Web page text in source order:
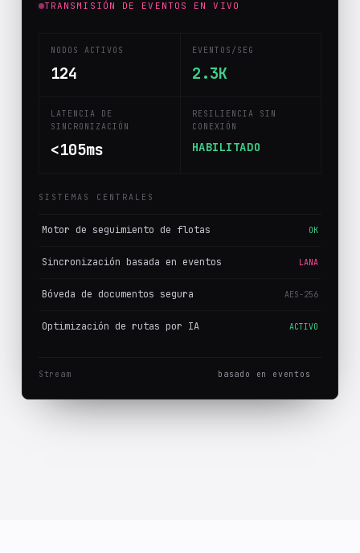
TRANSMISIÓN DE EVENTOS EN VIVO
NODOS ACTIVOS
129
EVENTOS/SEG
2.8K
LATENCIA DE
SINCRONIZACIÓN
<115ms
RESILIENCIA SIN
CONEXIÓN
HABILITADO
SISTEMAS CENTRALES
Motor de seguimiento de flotas OK
Sincronización basada en eventos LANA
Bóveda de documentos segura AES-256
Optimización de rutas por IA ACTIVO
Stream basado en eventos